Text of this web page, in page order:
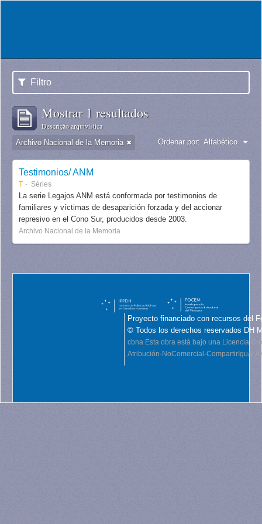
Filtro
Mostrar 1 resultados
Descrição arquivística
Archivo Nacional de la Memoria Ordenar por: Alfabético
Testimonios/ ANM
T Séries
La serie Legajos ANM está conformada por testimonios de
familiares y víctimas de desaparición forzada y del accionar
represivo en el Cono Sur, producidos desde 2003.
Archivo Nacional de la Memoria
Proyecto financiado con recursos del
© Todos los derechos reservados DH
cbna Esta obra está bajo una Licencia
Atribución-NoComercial-CompartirIgual